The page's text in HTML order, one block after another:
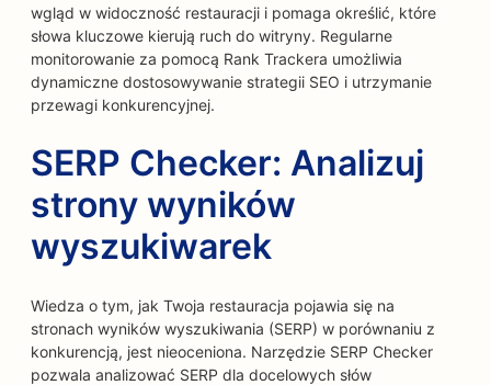
wgląd w widoczność restauracji i pomaga określić, które
słowa kluczowe kierują ruch do witryny. Regularne
monitorowanie za pomocą Rank Trackera umożliwia
dynamiczne dostosowywanie strategii SEO i utrzymanie
przewagi konkurencyjnej.
SERP Checker: Analizuj
strony wyników
wyszukiwarek
Wiedza o tym, jak Twoja restauracja pojawia się na
stronach wyników wyszukiwania (SERP) w porównaniu z
konkurencją, jest nieoceniona. Narzędzie SERP Checker
pozwala analizować SERP dla docelowych słów